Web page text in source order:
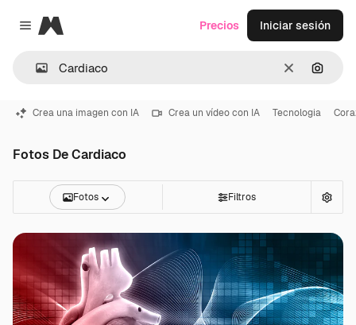
Close menu
Magnific
Borrar
Precios Iniciar sesión
Crea una imagen con IA Crea un vídeo con IA Tecnologia
Fotos De Cardiaco
Fotos Filtros